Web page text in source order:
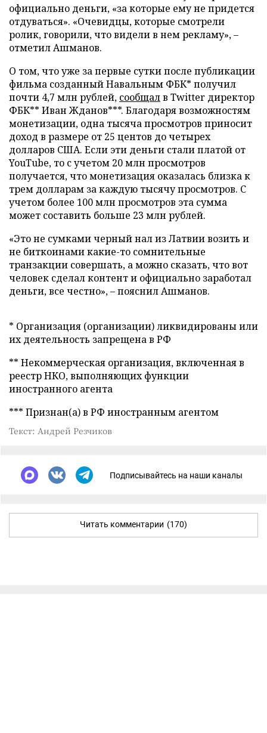
официально деньги, «за которые ему не придется
отдуваться». «Очевидцы, которые смотрели
ролик, говорили, что видели в нем рекламу», –
отметил Ашманов.
О том, что уже за первые сутки после публикации
фильма созданный Навальным ФБК* получил
почти 4,7 млн рублей, сообщалв Twitter директор
ФБК** Иван Жданов***. Благодаря возможностям
монетизации, одна тысяча просмотров приносит
доход в размере от 25 центов до четырех
долларов США. Если эти деньги стали платой от
YouTube, то с учетом 20 млн просмотров
получается, что монетизация оказалась близка к
трем долларам за каждую тысячу просмотров. С
учетом более 100 млн просмотров эта сумма
может составить больше 23 млн рублей.
«Это не сумками черный нал из Латвии возить и
не биткоинами какие-то сомнительные
транзакции совершать, а можно сказать, что вот
человек сделал контент и официально заработал
деньги, все честно», – пояснил Ашманов.
* Организация (организации) ликвидированы или
их деятельность запрещена в РФ
** Некоммерческая организация, включенная в
реестр НКО, выполняющих функции
иностранного агента
*** Признан(а) в РФ иностранным агентом
Текст: Андрей Резчиков
Подписывайтесь на наши каналы
Читать комментарии (170)